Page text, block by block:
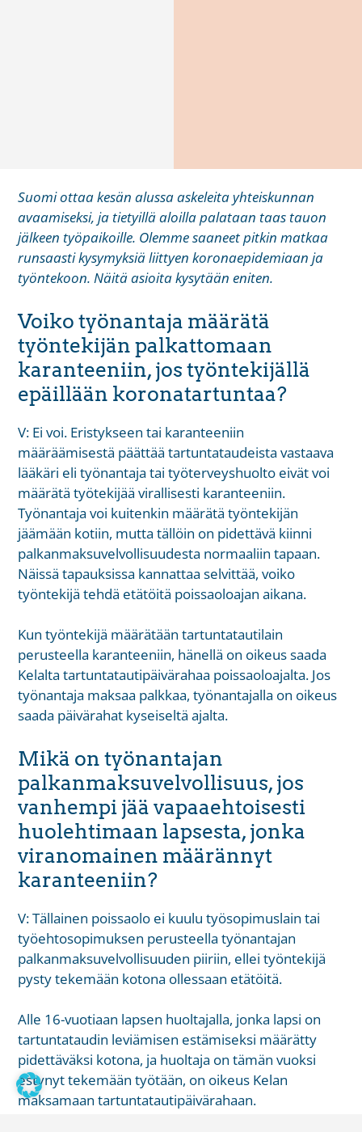
Suomi ottaa kesän alussa askeleita yhteiskunnan
avaamiseksi, ja tietyillä aloilla palataan taas tauon
jälkeen työpaikoille. Olemme saaneet pitkin matkaa
runsaasti kysymyksiä liittyen koronaepidemiaan ja
työntekoon. Näitä asioita kysytään eniten.
Voiko työnantaja määrätä
työntekijän palkattomaan
karanteeniin, jos työntekijällä
epäillään koronatartuntaa?
V: Ei voi. Eristykseen tai karanteeniin
määräämisestä päättää tartuntataudeista vastaava
lääkäri eli työnantaja tai työterveyshuolto eivät voi
määrätä työtekijää virallisesti karanteeniin.
Työnantaja voi kuitenkin määrätä työntekijän
jäämään kotiin, mutta tällöin on pidettävä kiinni
palkanmaksuvelvollisuudesta normaaliin tapaan.
Näissä tapauksissa kannattaa selvittää, voiko
työntekijä tehdä etätöitä poissaoloajan aikana.
Kun työntekijä määrätään tartuntatautilain
perusteella karanteeniin, hänellä on oikeus saada
Kelalta tartuntatautipäivärahaa poissaoloajalta. Jos
työnantaja maksaa palkkaa, työnantajalla on oikeus
saada päivärahat kyseiseltä ajalta.
Mikä on työnantajan
palkanmaksuvelvollisuus, jos
vanhempi jää vapaaehtoisesti
huolehtimaan lapsesta, jonka
viranomainen määrännyt
karanteeniin?
V: Tällainen poissaolo ei kuulu työsopimuslain tai
työehtosopimuksen perusteella työnantajan
palkanmaksuvelvollisuuden piiriin, ellei työntekijä
pysty tekemään kotona ollessaan etätöitä.
Alle 16-vuotiaan lapsen huoltajalla, jonka lapsi on
tartuntataudin leviämisen estämiseksi määrätty
pidettäväksi kotona, ja huoltaja on tämän vuoksi
estynyt tekemään työtään, on oikeus Kelan
maksamaan tartuntatautipäivärahaan.